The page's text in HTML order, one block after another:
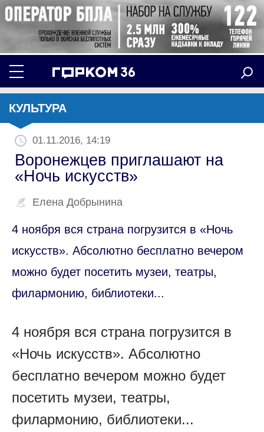
КУЛЬТУРА
01.11.2016, 14:19
Воронежцев приглашают на
«Ночь искусств»
Елена Добрынина
4 ноября вся страна погрузится в «Ночь
искусств». Абсолютно бесплатно вечером
можно будет посетить музеи, театры,
филармонию, библиотеки...
4 ноября вся страна погрузится в
«Ночь искусств». Абсолютно
бесплатно вечером можно будет
посетить музеи, театры,
филармонию, библиотеки...